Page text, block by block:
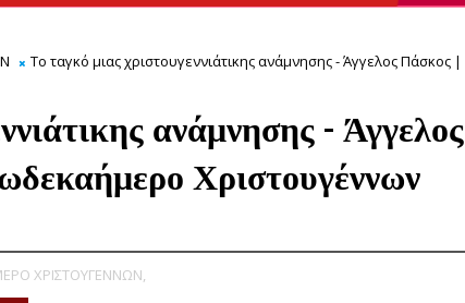
Το ταγκό μιας χριστουγεννιάτικης ανάμνησης - Άγγελος Πάσκος |
ανάμνησης - Άγγελος
Χριστουγέννων
ΧΡΙΣΤΟΥΓΕΝΝΩΝ,